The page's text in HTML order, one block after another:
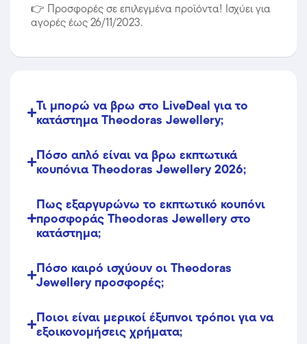
👉 Προσφορές σε επιλεγμένα προϊόντα! Ισχύει για
αγορές έως 26/11/2023.
Τι μπορώ να βρω στο LiveDeal για το
κατάστημα Theodoras Jewellery;
Πόσο απλό είναι να βρω εκπτωτικά
κουπόνια Theodoras Jewellery 2026;
Πως εξαργυρώνω το εκπτωτικό κουπόνι
προσφοράς Theodoras Jewellery στο
κατάστημα;
Πόσο καιρό ισχύουν οι Theodoras
Jewellery προσφορές;
Ποιοι είναι μερικοί έξυπνοι τρόποι για να
εξοικονομήσεις χρήματα;